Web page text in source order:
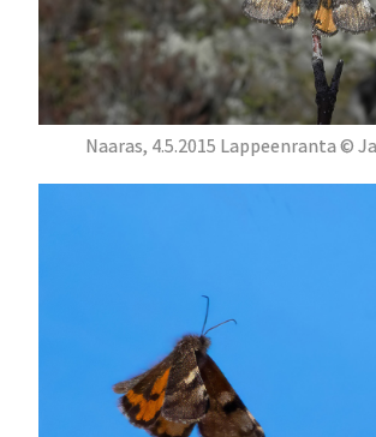
Naaras, 4.5.2015 Lappeenranta ©